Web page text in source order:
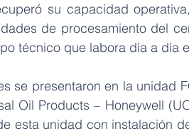
su capacidad
de procesamiento del
técnico que labora día a día
se presentaron en la unidad
Oil Products – Honeywell
esta unidad con instalación